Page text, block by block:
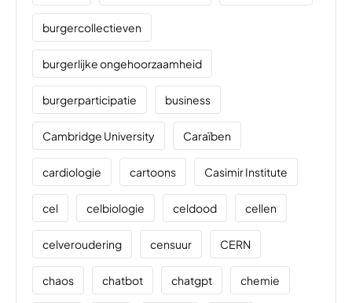
burgercollectieven
burgerlijke ongehoorzaamheid
burgerparticipatie business
Cambridge University Caraïben
cardiologie cartoons Casimir Institute
cel celbiologie celdood cellen
celveroudering censuur CERN
chaos chatbot chatgpt chemie